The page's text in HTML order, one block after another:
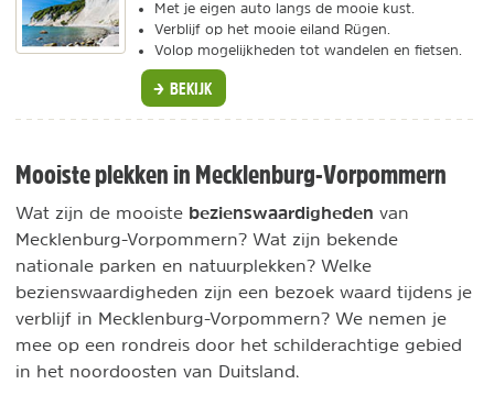
Met je eigen auto langs de mooie kust.
Verblijf op het mooie eiland Rügen.
Volop mogelijkheden tot wandelen en fietsen.
BEKIJK
Mooiste plekken in Mecklenburg-Vorpommern
Wat zijn de mooiste bezienswaardigheden van
Mecklenburg-Vorpommern? Wat zijn bekende
nationale parken en natuurplekken? Welke
bezienswaardigheden zijn een bezoek waard tijdens je
verblijf in Mecklenburg-Vorpommern? We nemen je
mee op een rondreis door het schilderachtige gebied
in het noordoosten van Duitsland.